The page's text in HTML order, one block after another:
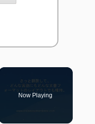
Now Playing